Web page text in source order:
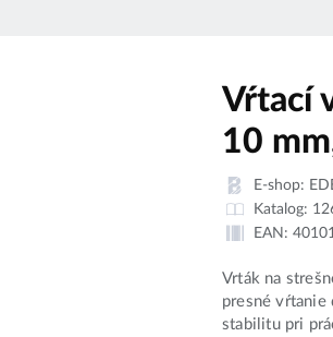
Vŕtací
10
E-shop:
Katalog:
EAN:
Vrták na
presné vŕtanie
stabilitu pri